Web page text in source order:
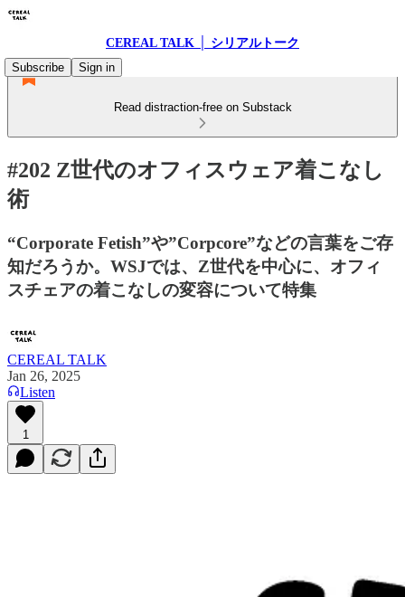
CEREAL TALK │ シリアルトーク
Subscribe
Sign in
Read distraction-free on Substack
#202 Z世代のオフィスウェア着こなし
術
“Corporate Fetish”や”Corpcore”などの言葉をご存
知だろうか。WSJでは、Z世代を中心に、オフィ
スチェアの着こなしの変容について特集
CEREAL TALK
Jan 26, 2025
Listen
1